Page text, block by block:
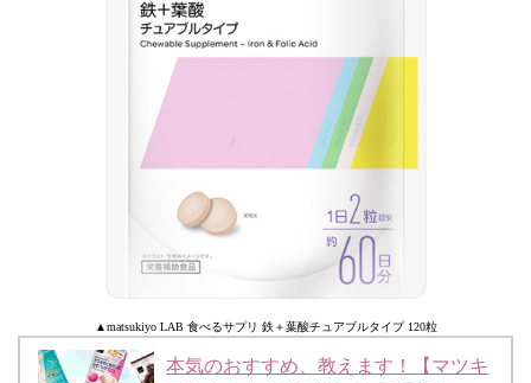
▲matsukiyo LAB 食べるサプリ 鉄＋葉酸チュアブルタイプ 120粒
本気のおすすめ、教えます！【マツキ